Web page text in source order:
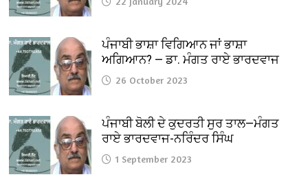
ਪੰਜਾਬੀ ਭਾਸ਼ਾ ਵਿਗਿਆਨ ਜਾਂ ਭਾਸ਼ਾ
ਅਗਿਆਨ? — ਡਾ. ਮੰਗਤ ਰਾਏ ਭਾਰਦਵਾਜ
26 October 2023
ਪੰਜਾਬੀ ਬੋਲੀ ਦੇ ਕੁਦਰਤੀ ਸੁਰ ਤਾਲ—ਮੰਗਤ
ਰਾਏ ਭਾਰਦਵਾਜ-ਨਰਿੰਦਰ ਸਿੰਘ
1 September 2023